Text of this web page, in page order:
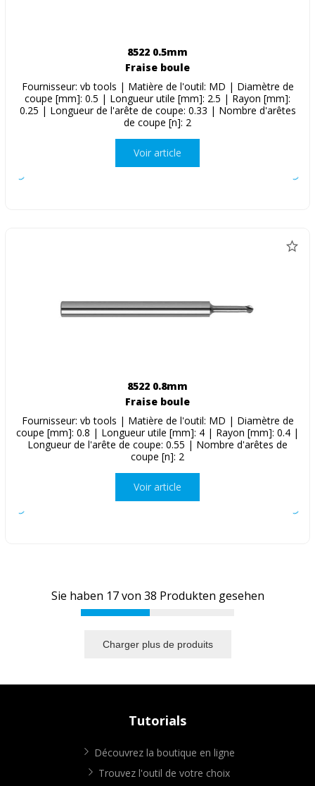
8522 0.5mm
Fraise boule
Fournisseur: vb tools | Matière de l'outil: MD | Diamètre de
coupe [mm]: 0.5 | Longueur utile [mm]: 2.5 | Rayon [mm]:
0.25 | Longueur de l'arête de coupe: 0.33 | Nombre d'arêtes
de coupe [n]: 2
Voir article
8522 0.8mm
Fraise boule
Fournisseur: vb tools | Matière de l'outil: MD | Diamètre de
coupe [mm]: 0.8 | Longueur utile [mm]: 4 | Rayon [mm]: 0.4 |
Longueur de l'arête de coupe: 0.55 | Nombre d'arêtes de
coupe [n]: 2
Voir article
Sie haben 17von 38 Produkten gesehen
Charger plus de produits
Tutorials
Découvrez la boutique en ligne
Trouvez l'outil de votre choix